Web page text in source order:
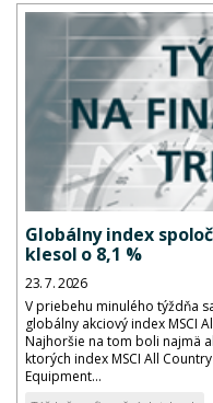
Globálny index
klesol o 8,1 %
23. 7. 2026
V priebehu minulého týždňa
globálny akciový index MSCI
Najhoršie na tom boli najmä
ktorých index MSCI All
Equipment...